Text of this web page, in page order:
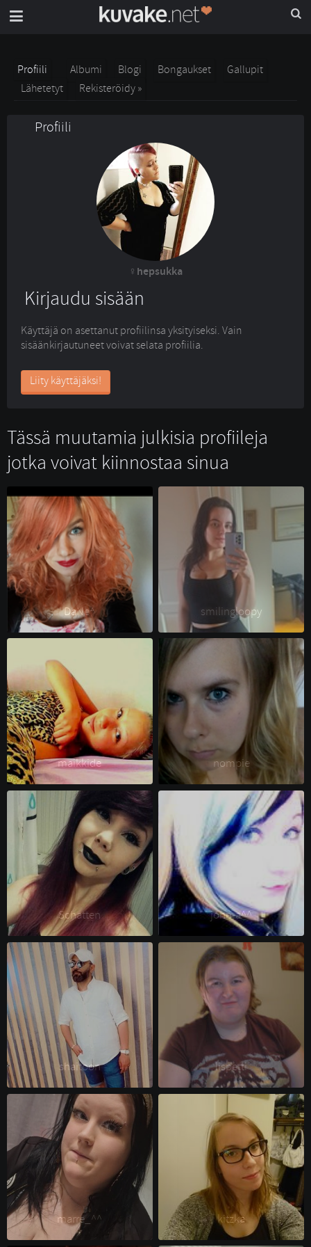
Profiili Albumi Blogi Bongaukset
Gallupit
Lähetetyt
Rekisteröidy »
Profiili
hepsukka
Kirjaudu sisään
Käyttäjä on asettanut profiilinsa yksityiseksi. Vain
sisäänkirjautuneet voivat selata profiilia.
Liity käyttäjäksi!
Tässä muutamia julkisia profiileja
jotka voivat kiinnostaa sinua
DaNe^ smilingloopy
maikkide nompie
Schatten jonn-a^^
shaitoon lispetti
marre_^^ kitzka